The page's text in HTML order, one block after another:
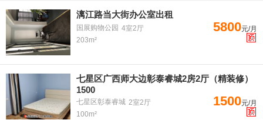
漓江路当大街办公室出租
国展购物公园 4室2厅
203m²
5800元/月
七星区广西师大边彰泰睿城2房2厅（精装修）
1500
七星区彰泰睿城 2室2厅
100m²
1500元/月